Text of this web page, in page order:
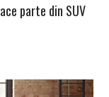
parte din SUV